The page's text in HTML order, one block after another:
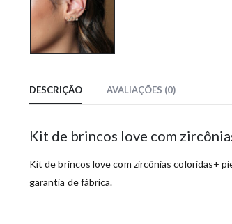
DESCRIÇÃO AVALIAÇÕES (0)
Kit de brincos love com
Kit de brincos love com zircônias coloridas+
garantia de fábrica.